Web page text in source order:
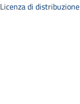
Licenza di distribuzione